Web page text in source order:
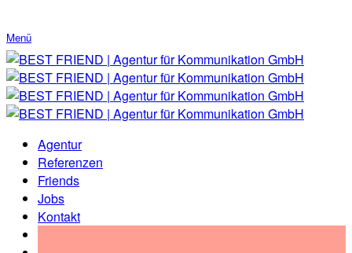
Menü
Agentur
Referenzen
Friends
Jobs
Kontakt